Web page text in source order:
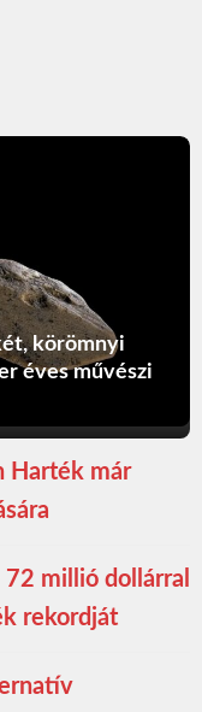
körömnyi
éves művészi
Harték már
millió dollárral
rekordját